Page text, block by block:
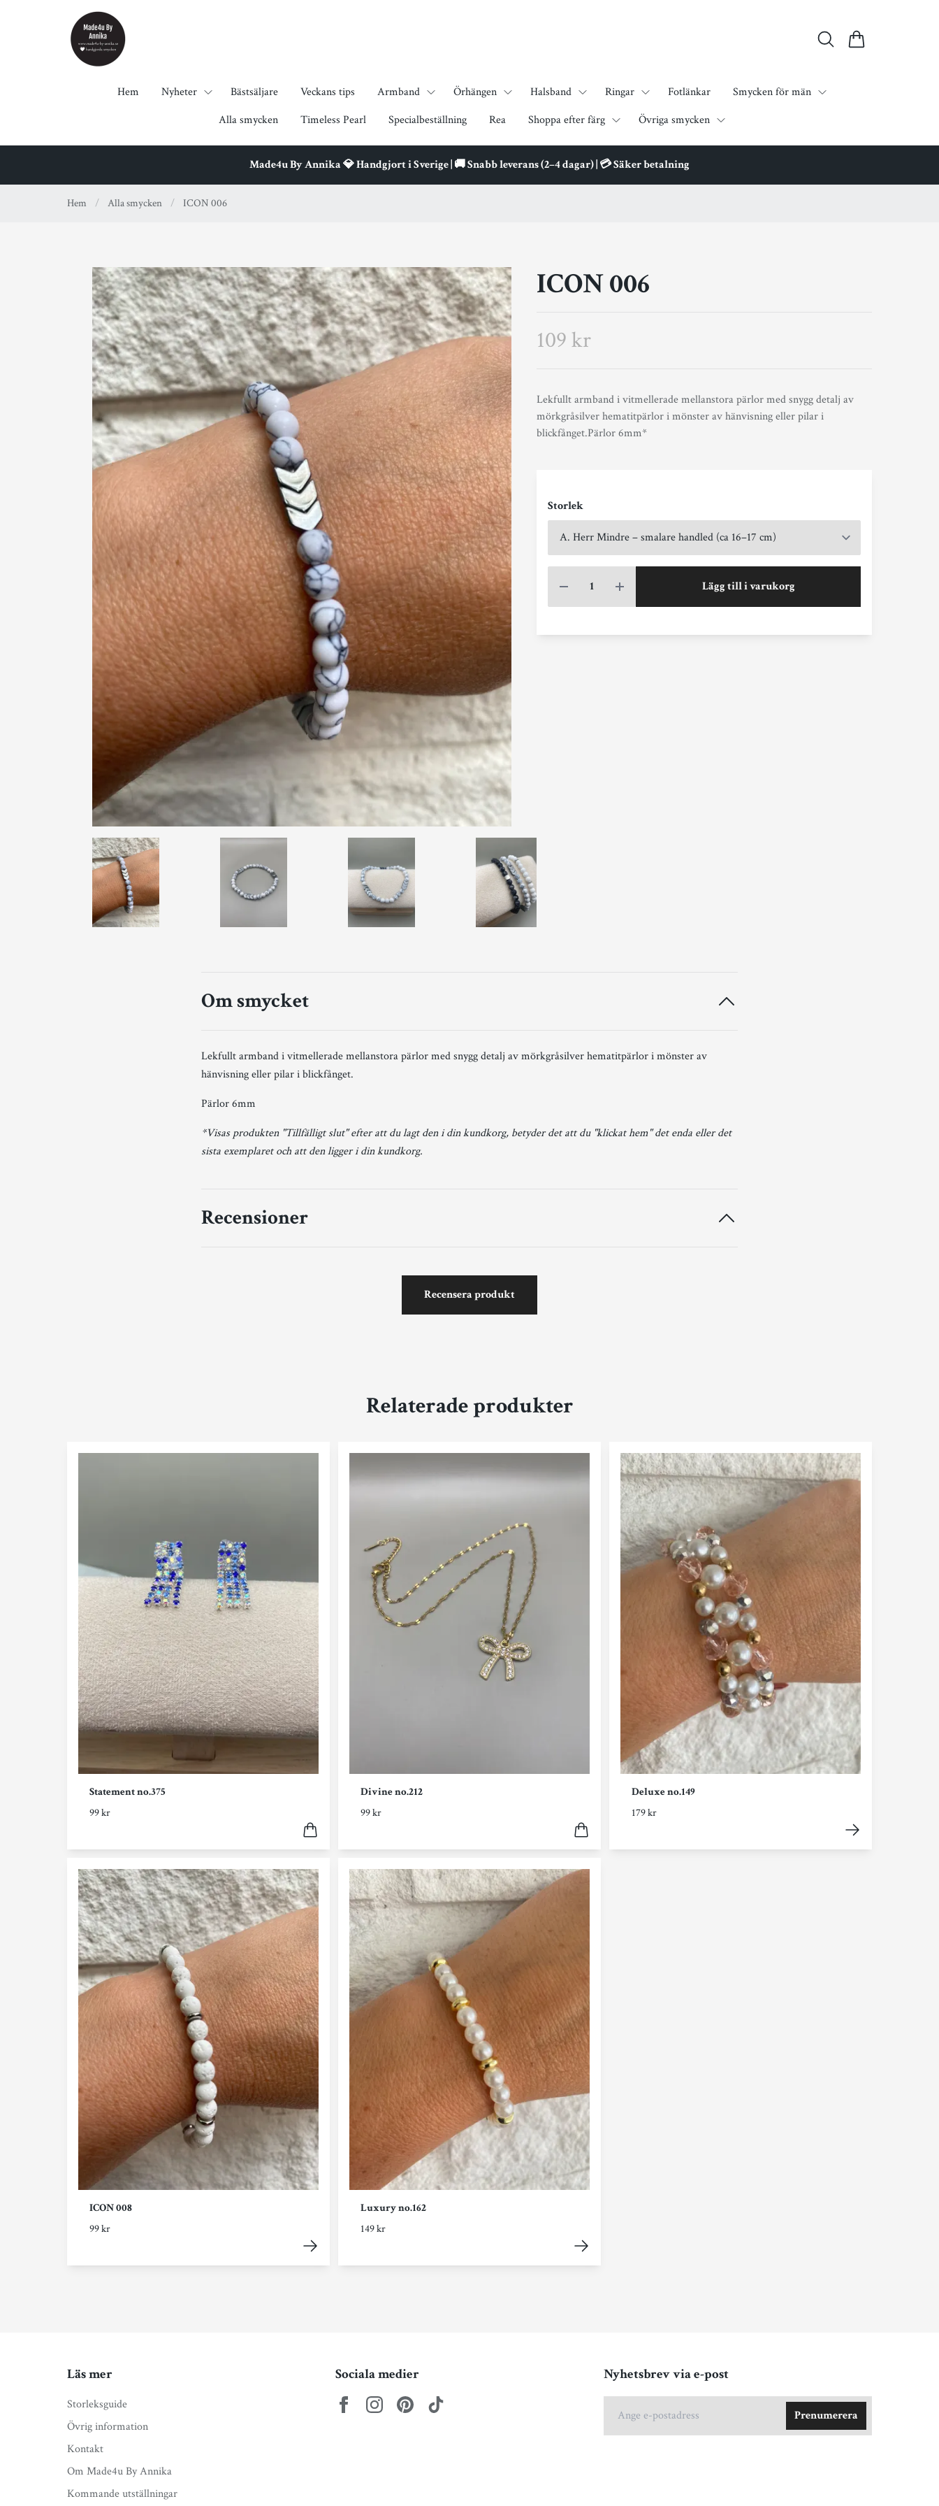
Hem Nyheter Bästsäljare Veckans tips Armband Örhängen Halsband Ringar Fotlänkar
Smycken för män
Alla smycken
Timeless Pearl Specialbeställning Rea Shoppa efter färg Övriga smycken
Made4u By Annika 💎 Handgjort i Sverige | 🚚 Snabb leverans (2–4 dagar) | 💳 Säker betalning
Hem / Alla smycken / ICON 006
ICON 006
109 kr
Lekfullt armband i vitmellerade mellanstora pärlor med snygg detalj av
mörkgråsilver hematitpärlor i mönster av hänvisning eller pilar i
blickfånget.Pärlor 6mm*
Storlek
Lägg till i varukorg
Om smycket
Lekfullt armband i vitmellerade mellanstora pärlor med snygg detalj av mörkgråsilver hematitpärlor i mönster av
hänvisning eller pilar i blickfånget.
Pärlor 6mm
*Visas produkten "Tillfälligt slut" efter att du lagt den i din kundkorg, betyder det att du "klickat hem" det enda eller det
sista exemplaret och att den ligger i din kundkorg.
Recensioner
Recensera produkt
Relaterade produkter
Statement no.375
99 kr
Divine no.212
99 kr
Deluxe no.149
179 kr
ICON 008
99 kr
Luxury no.162
149 kr
Läs mer
Storleksguide
Övrig information
Kontakt
Om Made4u By Annika
Kommande utställningar
Sociala medier Nyhetsbrev via e-post
Prenumerera